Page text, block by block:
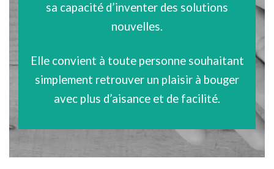
sa capacité d’inventer des solutions
nouvelles.
Elle convient à toute personne souhaitant
simplement retrouver un plaisir à bouger
avec plus d’aisance et de facilité.